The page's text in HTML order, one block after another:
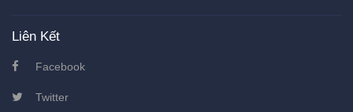
Liên Kết
Facebook
Twitter